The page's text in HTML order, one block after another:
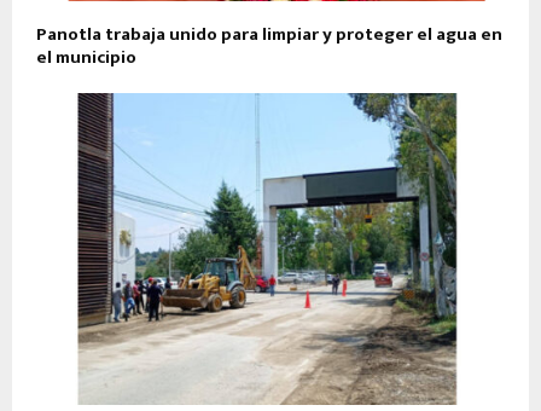
Panotla trabaja unido para limpiar y proteger el agua en
el municipio